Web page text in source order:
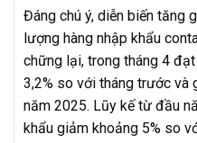
Đáng chú ý, diễn biến tăng
lượng hàng nhập khẩu
chững lại, trong tháng 4
3,2% so với tháng trước và
năm 2025. Lũy kế từ đầu
khẩu giảm khoảng 5% so